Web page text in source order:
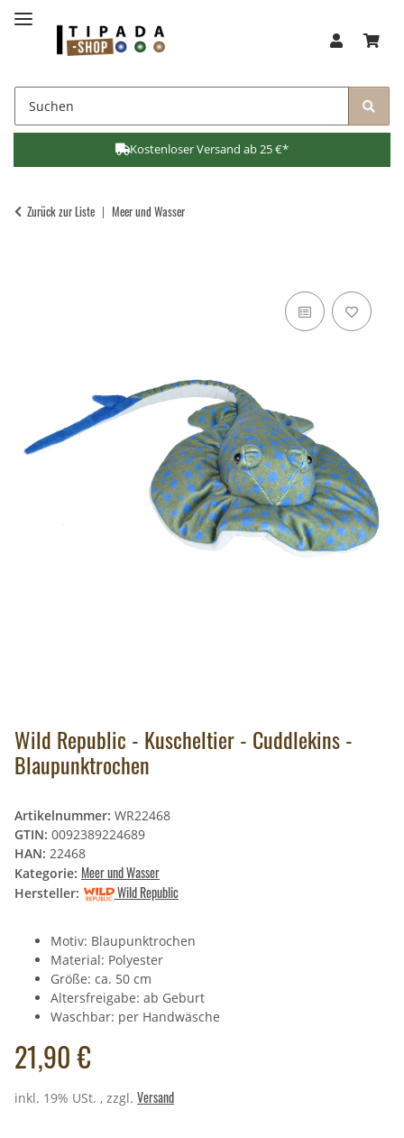
Kostenloser Versand ab 25 €*
Zurück zur Liste Meer und Wasser
Wild Republic - Kuscheltier - Cuddlekins -
Blaupunktrochen
Artikelnummer: WR22468
GTIN: 0092389224689
HAN: 22468
Kategorie: Meer und Wasser
Hersteller: Wild Republic
Motiv: Blaupunktrochen
Material: Polyester
Größe: ca. 50 cm
Altersfreigabe: ab Geburt
Waschbar: per Handwäsche
21,90 €
inkl. 19% USt. , zzgl. Versand